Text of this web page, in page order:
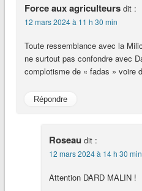
Force aux agriculteurs dit :
12 mars 2024 à 11 h 30 min
Toute ressemblance avec la
ne surtout pas confondre avec
complotisme de « fadas » voire
Répondre
Roseau dit :
12 mars 2024 à 14 h 30 min
Attention DARD MALIN !